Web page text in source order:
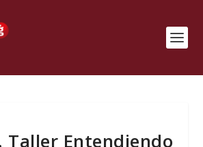
Taller Entendiendo